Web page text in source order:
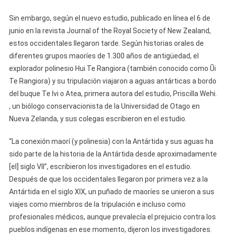
Sin embargo, según el nuevo estudio, publicado en línea el 6 de
junio en la revista Journal of the Royal Society of New Zealand,
estos occidentales llegaron tarde. Según historias orales de
diferentes grupos maoríes de 1.300 años de antigüedad, el
explorador polinesio Hui Te Rangiora (también conocido como Ūi
Te Rangiora) y su tripulación viajaron a aguas antárticas a bordo
del buque Te Ivi o Atea, primera autora del estudio, Priscilla Wehi.
, un biólogo conservacionista de la Universidad de Otago en
Nueva Zelanda, y sus colegas escribieron en el estudio.
“La conexión maorí (y polinesia) con la Antártida y sus aguas ha
sido parte de la historia de la Antártida desde aproximadamente
[el] siglo VII”, escribieron los investigadores en el estudio.
Después de que los occidentales llegaron por primera vez a la
Antártida en el siglo XIX, un puñado de maoríes se unieron a sus
viajes como miembros de la tripulación e incluso como
profesionales médicos, aunque prevalecía el prejuicio contra los
pueblos indígenas en ese momento, dijeron los investigadores.